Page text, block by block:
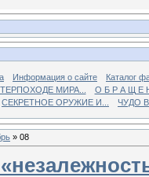
Информация о сайте Каталог
МИРА...
О Б Р А Щ Е Н
СЕКРЕТНОЕ ОРУЖИЕ И...
ЧУДО
» 08